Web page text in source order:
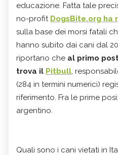
educazione. Fatta tale
no-profit DogsBite.org ha
sulla base dei morsi fatali
hanno subito dai cani dal
riportano che al primo
trova il Pitbull ,
(284 in termini numerici)
riferimento. Fra le prime
argentino.
Quali sono i cani vietati in